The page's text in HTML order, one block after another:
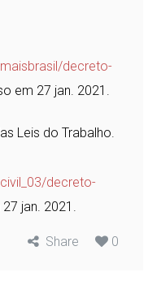
decreto-
em 27 jan. 2021.
Leis do Trabalho.
decreto-
jan. 2021.
Share 0